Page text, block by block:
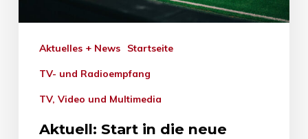
Aktuelles + News Startseite
TV- und Radioempfang
TV, Video und Multimedia
Aktuell: Start in die neue